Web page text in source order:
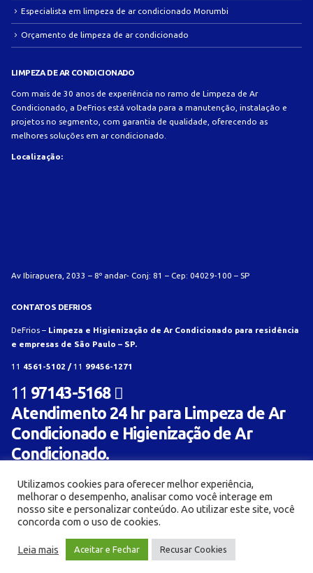
Especialista em limpeza de ar condicionado Morumbi
Orçamento de limpeza de ar condicionado
LIMPEZA DE AR CONDICIONADO
Com mais de 30 anos de experiência no ramo de Limpeza de Ar
Condicionado, a DeFrios está voltada para a manutenção, instalação e
projetos no segmento, com garantia de qualidade, oferecendo as
melhores soluções em ar condicionado.
Localização:
Av Ibirapuera, 2033 – 8º andar- Conj: 81 – Cep: 04029-100 – SP
CONTATOS DEFRIOS
DeFrios – Limpeza e Higienização de Ar Condicionado para residência
e empresas de São Paulo – SP.
11 4561-5102 / 11 99456-1271
11 97143-5168
Atendimento 24 hr para Limpeza de Ar
Condicionado e Higienização de Ar
Condicionado.
© Limpeza e Higienização de aparelho de ar condicionado para residência e empresa -
Defrios 2018. Criado com
por:AL Mídia Digital
Utilizamos cookies para oferecer melhor experiência,
melhorar o desempenho, analisar como você interage em
nosso site e personalizar conteúdo. Ao utilizar este site, você
concorda com o uso de cookies.
Leia mais Aceitar e Fechar Recusar Cookies